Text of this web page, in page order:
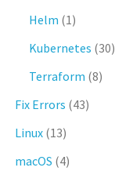
Helm (1)
Kubernetes (30)
Terraform (8)
Fix Errors (43)
Linux (13)
macOS (4)